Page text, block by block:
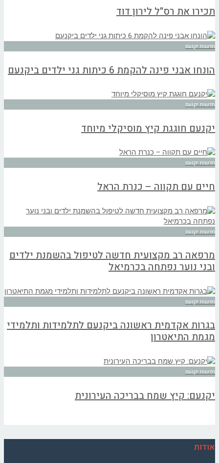
תכירו את רס"ל לירון דוד
חדשות יקנעם
הונחו אבני פינה להקמת 6 כיתות גני ילדים ביקנעם
חדשות יקנעם
יקנעם חוגגת קיץ מוסיקלי מיוחד
חדשות יקנעם
חיים עם תקווה – כנרת הראל
חדשות יקנעם
מרפאה רב מקצועית חדשה לטיפול בהשמנת ילדים
ובני נוער נפתחה בכרמיאל
חדשות יקנעם
בגרות אקדמית ראשונה ביקנעם לתלמידות ותלמידי
מגמת התיאטרון
חדשות יקנעם
יקנעם: קיץ שמח בבריכה העירונית
אודות